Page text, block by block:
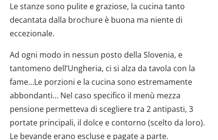
Le stanze sono pulite e graziose, la cucina tanto
decantata dalla brochure è buona ma niente di
eccezionale.
Ad ogni modo in nessun posto della Slovenia, e
tantomeno dell’Ungheria, ci si alza da tavola con la
fame…Le porzioni e la cucina sono estremamente
abbondanti… Nel caso specifico il menù mezza
pensione permetteva di scegliere tra 2 antipasti, 3
portate principali, il dolce e contorno (scelto da loro).
Le bevande erano escluse e pagate a parte.